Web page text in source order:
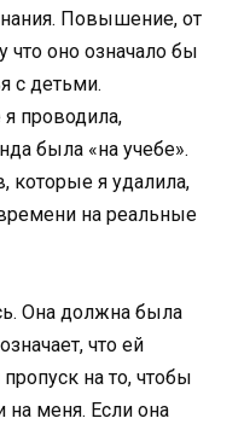
Повышение, от
что оно означало бы
с детьми.
проводила,
была «на учебе».
которые я удалила,
на реальные
Она должна была
что ей
на то, чтобы
на меня. Если она